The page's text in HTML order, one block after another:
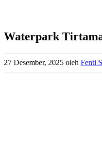
Waterpark
27 Desember, 2025 oleh Fenti